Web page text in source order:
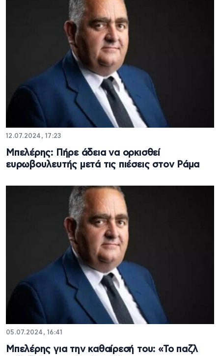
12.07.2024, 17:23
Μπελέρης: Πήρε άδεια να ορκισθεί
ευρωβουλευτής μετά τις πιέσεις στον Ράμα
05.07.2024, 16:41
Μπελέρης για την καθαίρεσή του: «Το παζλ